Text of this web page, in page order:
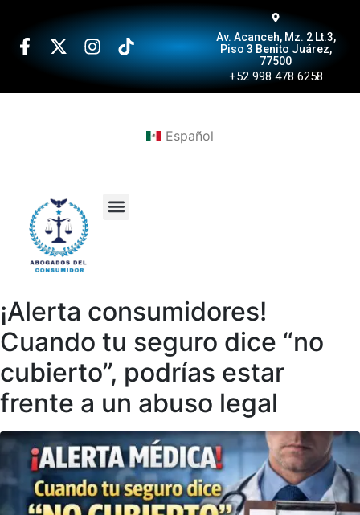
Av. Acanceh, Mz. 2 Lt.3,
Piso 3 Benito Juárez,
77500
+52 998 478 6258
Español
¡Alerta consumidores!
Cuando tu seguro dice “no
cubierto”, podrías estar
frente a un abuso legal